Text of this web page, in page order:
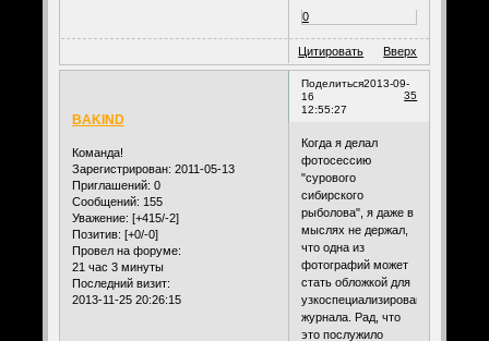
0
Цитировать Вверх
Поделиться
35
2013-09-
16
12:55:27
BAKIND
Команда!
Зарегистрирован: 2011-05-13
Приглашений: 0
Сообщений: 155
Уважение: [+415/-2]
Позитив: [+0/-0]
Провел на форуме:
21 час 3 минуты
Последний визит:
2013-11-25 20:26:15
Когда я делал
фотосессию
"сурового
сибирского
рыболова", я даже в
мыслях не держал,
что одна из
фотографий может
стать обложкой для
узкоспециализированного
журнала. Рад, что
это послужило